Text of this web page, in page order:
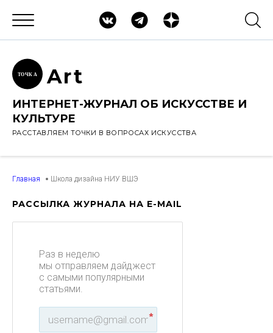
ТОЧК А Art
ИНТЕРНЕТ-ЖУРНАЛ ОБ ИСКУССТВЕ И
КУЛЬТУРЕ
РАССТАВЛЯЕМ ТОЧКИ В ВОПРОСАХ ИСКУССТВА
Главная Школа дизайна НИУ ВШЭ
РАССЫЛКА ЖУРНАЛА НА E-MAIL
Раз в неделю
мы отправляем дайджест
с самыми популярными
статьями.
*